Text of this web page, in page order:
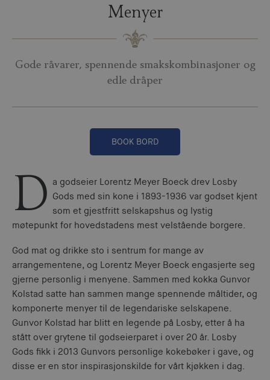
Menyer
Gode råvarer, spennende smakskombinasjoner og
edle dråper
BOOK BORD
D a godseier Lorentz Meyer Boeck drev Losby
Gods med sin kone i 1893-1936 var godset kjent
som et gjestfritt selskapshus og lystig
møtepunkt for hovedstadens mest velstående borgere.
God mat og drikke sto i sentrum for mange av
arrangementene, og Lorentz Meyer Boeck engasjerte seg
gjerne personlig i menyene. Sammen med kokka Gunvor
Kolstad satte han sammen mange spennende måltider, og
komponerte menyer til de legendariske selskapene.
Gunvor Kolstad har blitt en legende på Losby, etter å ha
stått over grytene til godseierparet i over 20 år. Losby
Gods fikk i 2013 Gunvors personlige kokebøker i gave, og
disse er en stor inspirasjonskilde for vårt kjøkken i dag.